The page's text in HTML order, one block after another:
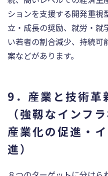
ションを支援する開発重
立・成長の奨励、就労・就
い若者の割合減少、持続
案などがあります。
9．産業と技術革
（強靱なインフ
産業化の促進・
進）